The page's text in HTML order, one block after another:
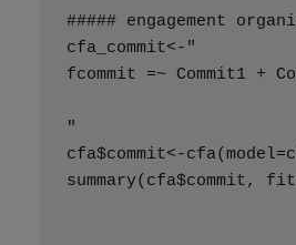
##### engagement
cfa_commit<-"
fcommit =~ Commit1 +
"
cfa$commit<-
summary(cfa$commit,